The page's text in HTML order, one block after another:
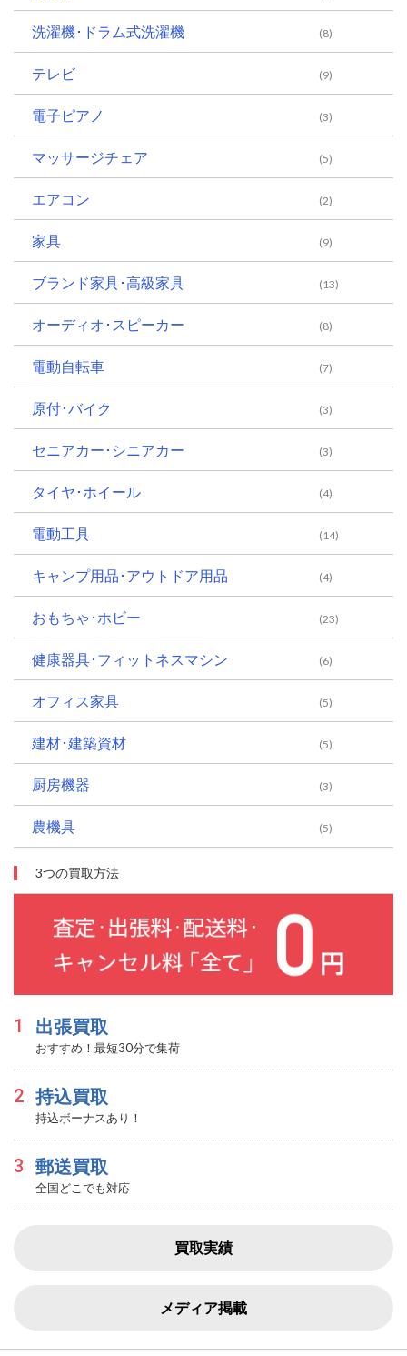
洗濯機･ドラム式洗濯機 (8)
テレビ (9)
電子ピアノ (3)
マッサージチェア (5)
エアコン (2)
家具 (9)
ブランド家具･高級家具 (13)
オーディオ･スピーカー (8)
電動自転車 (7)
原付･バイク (3)
セニアカー･シニアカー (3)
タイヤ･ホイール (4)
電動工具 (14)
キャンプ用品･アウトドア用品 (4)
おもちゃ･ホビー (23)
健康器具･フィットネスマシン (6)
オフィス家具 (5)
建材･建築資材 (5)
厨房機器 (3)
農機具 (5)
3つの買取方法
1 出張買取
おすすめ！最短30分で集荷
2 持込買取
持込ボーナスあり！
3 郵送買取
全国どこでも対応
買取実績
メディア掲載